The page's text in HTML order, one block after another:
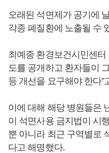
오래된 석면제가 공기에
각종 폐질환에 노출될 수
최예종 환경보건시민센터
도를 공개하고 환자들이
등 개선을 요구해야 한다”
이에 대해 해당 병원들은
이 석면사용 금지법이 시
뿐 아니라 최근 구역별로
다고 해명했다.